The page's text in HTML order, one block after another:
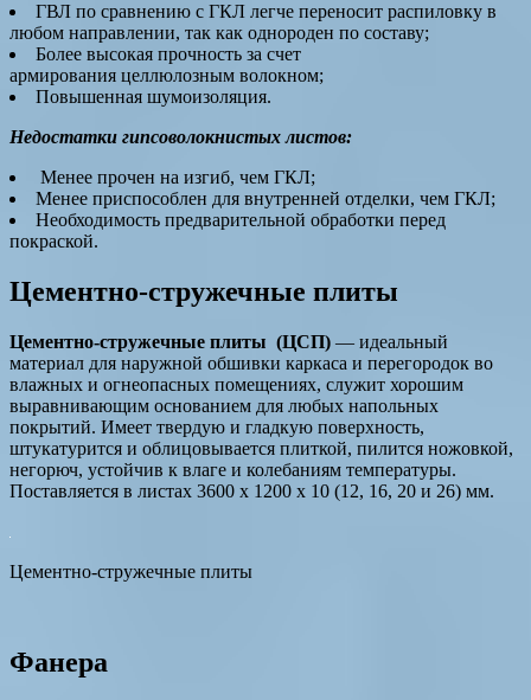
ГВЛ по сравнению с ГКЛ легче переносит распиловку в
любом направлении, так как однороден по составу;
Более высокая прочность за счет
армирования целлюлозным волокном;
Повышенная шумоизоляция.
Недостатки гипсоволокнистых листов:
Менее прочен на изгиб, чем ГКЛ;
Менее приспособлен для внутренней отделки, чем ГКЛ;
Необходимость предварительной обработки перед
покраской.
Цементно-стружечные плиты
Цементно-стружечные плиты (ЦСП) — идеальный
материал для наружной обшивки каркаса и перегородок во
влажных и огнеопасных помещениях, служит хорошим
выравнивающим основанием для любых напольных
покрытий. Имеет твердую и гладкую поверхность,
штукатурится и облицовывается плиткой, пилится ножовкой,
негорюч, устойчив к влаге и колебаниям температуры.
Поставляется в листах 3600 х 1200 х 10 (12, 16, 20 и 26) мм.
Цементно-стружечные плиты
Фанера